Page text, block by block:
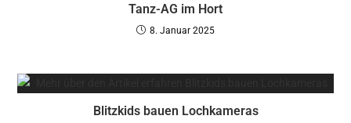
Tanz-AG im Hort
8. Januar 2025
Blitzkids bauen Lochkameras